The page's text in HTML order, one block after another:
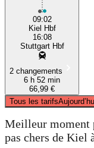
09:02
Kiel Hbf
16:08
Stuttgart Hbf
2 changements
6 h 52 min
66,99 €
Tous les tarifs
Meilleur moment
pas chers de Kiel